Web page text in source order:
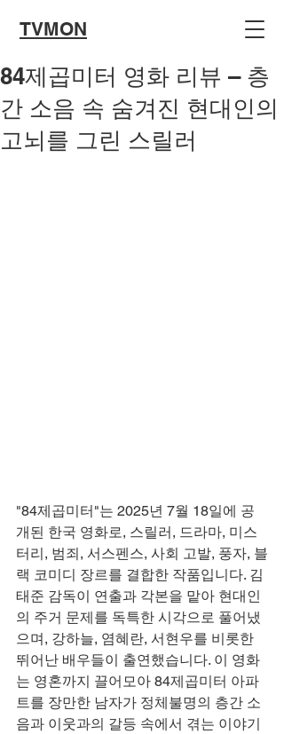
TVMON
84제곱미터 영화 리뷰 – 층
간 소음 속 숨겨진 현대인의
고뇌를 그린 스릴러
"84제곱미터"는 2025년 7월 18일에 공
개된 한국 영화로, 스릴러, 드라마, 미스
터리, 범죄, 서스펜스, 사회 고발, 풍자, 블
랙 코미디 장르를 결합한 작품입니다. 김
태준 감독이 연출과 각본을 맡아 현대인
의 주거 문제를 독특한 시각으로 풀어냈
으며, 강하늘, 염혜란, 서현우를 비롯한
뛰어난 배우들이 출연했습니다. 이 영화
는 영혼까지 끌어모아 84제곱미터 아파
트를 장만한 남자가 정체불명의 층간 소
음과 이웃과의 갈등 속에서 겪는 이야기